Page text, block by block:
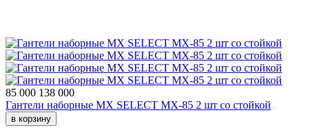
85 000 138 000
Гантели наборные MX SELECT MX-85 2 шт со стойкой
в корзину